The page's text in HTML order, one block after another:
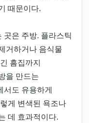
때문이다.
곳은 주방. 플라스틱
거하거나 음식물
흠집까지
을 만드는
서도 유용하게
게 변색된 욕조나
데 효과적이다.